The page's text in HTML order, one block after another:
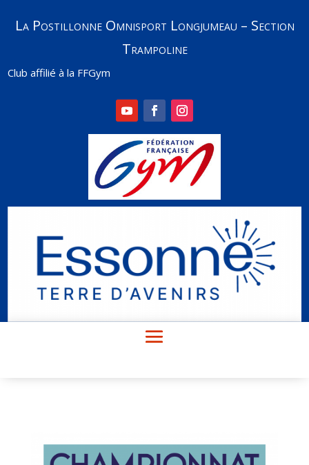
La Postillonne Omnisport Longjumeau – Section
Trampoline
Club affilié à la FFGym